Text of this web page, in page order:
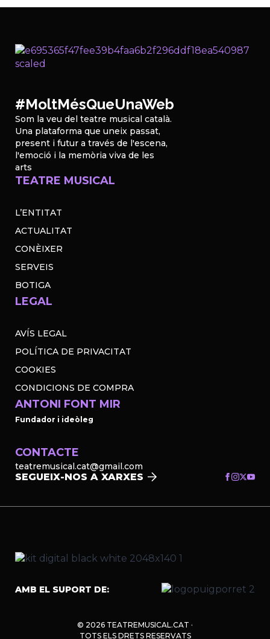
#MoltMésQueUnaWeb
Som la veu del teatre musical català.
Una plataforma que uneix passat,
present i futur a través de l'escena,
l'emoció i la memòria viva de les
arts
TEATRE MUSICAL
L’ENTITAT
ACTUALITAT
CONÈIXER
SERVEIS
BOTIGA
LEGAL
AVÍS LEGAL
POLÍTICA DE PRIVACITAT
COOKIES
CONDICIONS DE COMPRA
ANTONI FONT MIR
Fundador i ideòleg
CONTACTE
teatremusical.cat@gmail.com
SEGUEIX-NOS A XARXES
AMB EL SUPORT DE:
© 2026 TEATREMUSICAL.CAT ·
TOTS ELS DRETS RESERVATS